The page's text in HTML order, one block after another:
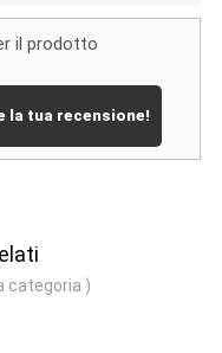
il prodotto
la tua recensione!
categoria )